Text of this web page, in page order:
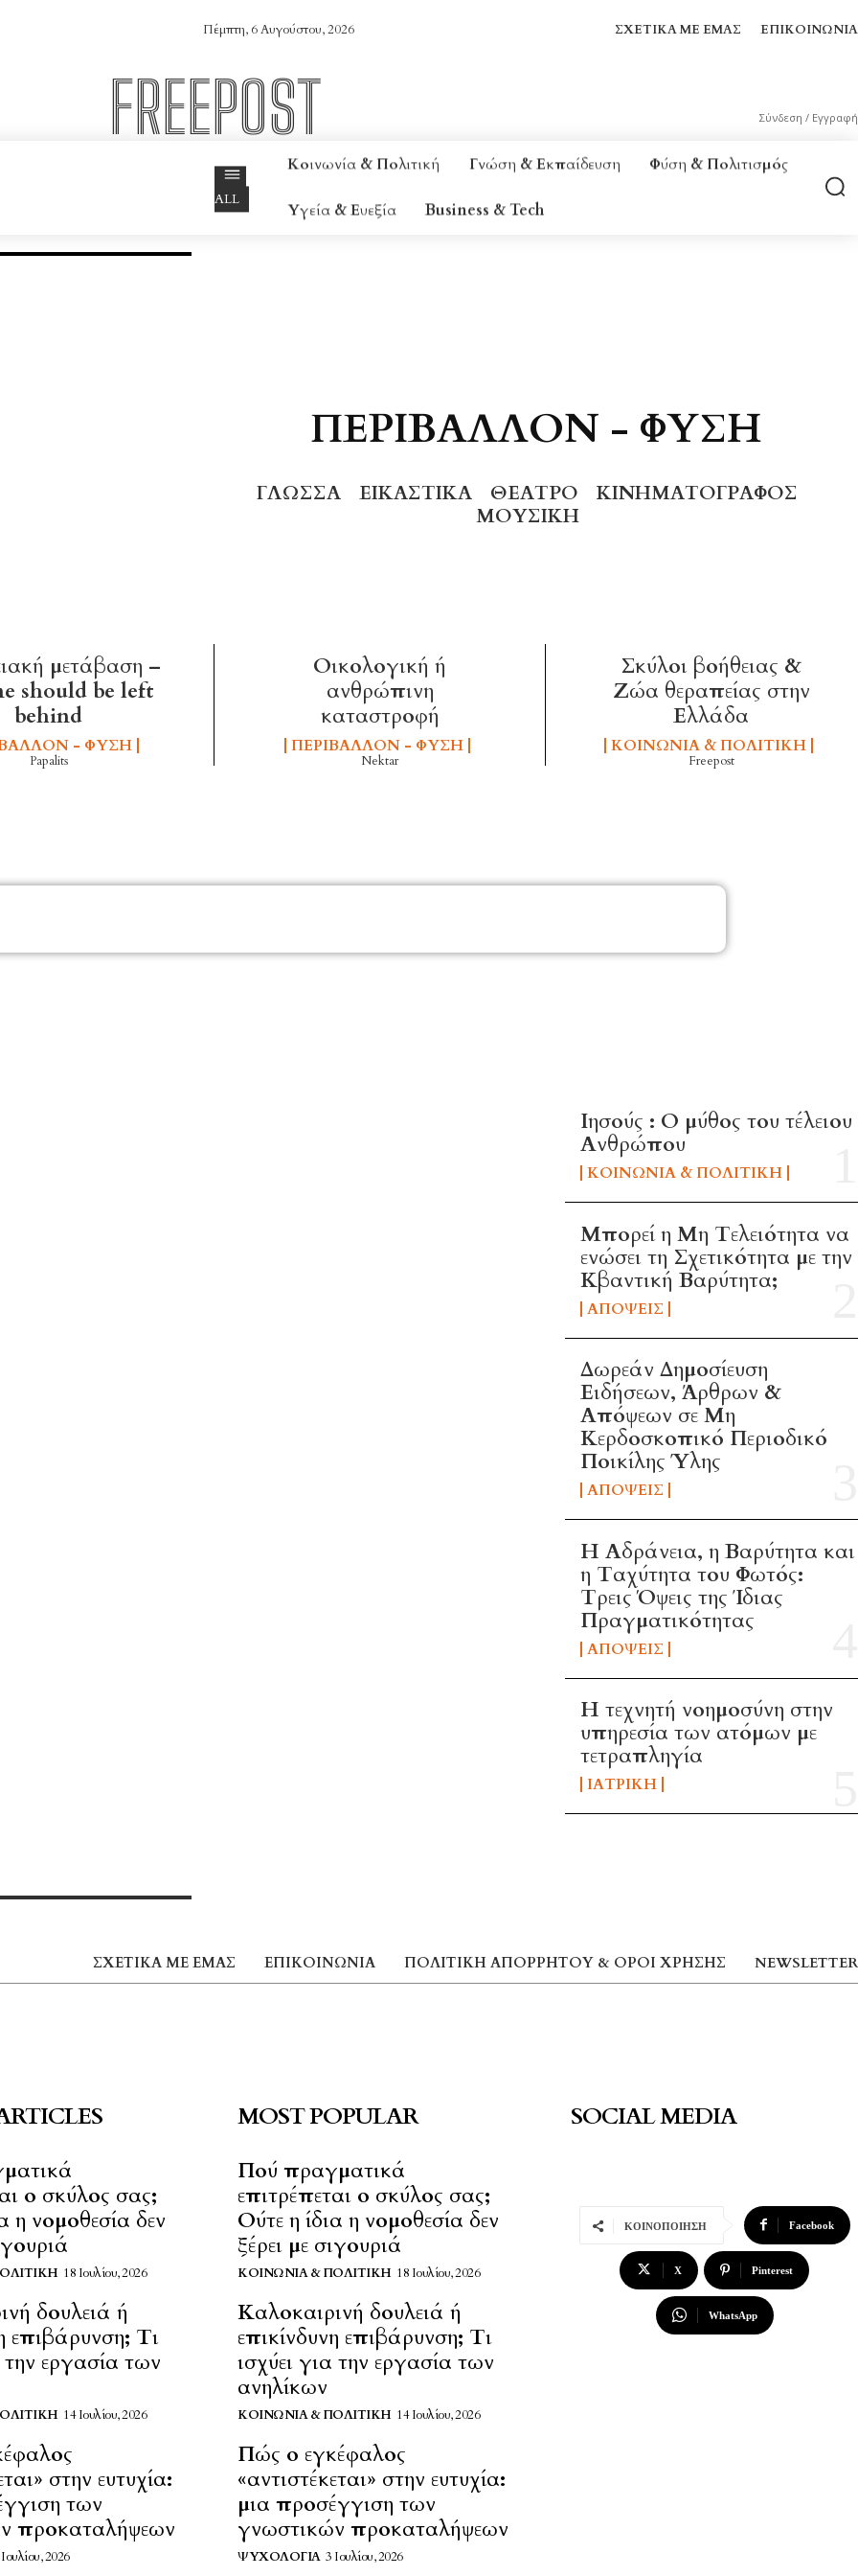
Πέμπτη, 6 Αυγούστου, 2026 ΣΧΕΤΙΚΆ ΜΕ ΕΜΆΣ ΕΠΙΚΟΙΝΩΝΊΑ
FREEPOST Σύνδεση / Εγγραφή
ALL
Κοινωνία & Πολιτική Γνώση & Εκπαίδευση Φύση & Πολιτισμός
Υγεία & Ευεξία Business & Tech
ΠΕΡΙΒΆΛΛΟΝ - ΦΎΣΗ
ΓΛΏΣΣΑ ΕΙΚΑΣΤΙΚΆ ΘΈΑΤΡΟ
ΚΙΝΗΜΑΤΟΓΡΆΦΟΣ
ΜΟΥΣΙΚΉ
μετάβαση –
should be left
behind
- ΦΎΣΗ
Papalits
Οικολογική ή
ανθρώπινη
καταστροφή
ΠΕΡΙΒΆΛΛΟΝ - ΦΎΣΗ
Nektar
Σκύλοι βοήθειας &
Ζώα θεραπείας στην
Ελλάδα
ΚΟΙΝΩΝΊΑ & ΠΟΛΙΤΙΚΉ
Freepost
Ιησούς : Ο μύθος του τέλειου
Ανθρώπου
ΚΟΙΝΩΝΊΑ & ΠΟΛΙΤΙΚΉ
Μπορεί η Μη Τελειότητα να
ενώσει τη Σχετικότητα με την
Κβαντική Βαρύτητα;
ΑΠΌΨΕΙΣ
Δωρεάν Δημοσίευση
Ειδήσεων, Άρθρων &
Απόψεων σε Μη
Κερδοσκοπικό Περιοδικό
Ποικίλης Ύλης
ΑΠΌΨΕΙΣ
Η Αδράνεια, η Βαρύτητα και
η Ταχύτητα του Φωτός:
Τρεις Όψεις της Ίδιας
Πραγματικότητας
ΑΠΌΨΕΙΣ
H τεχνητή νοημοσύνη στην
υπηρεσία των ατόμων με
τετραπληγία
ΙΑΤΡΙΚΉ
ΣΧΕΤΙΚΆ ΜΕ ΕΜΆΣ ΕΠΙΚΟΙΝΩΝΊΑ ΠΟΛΙΤΙΚΉ ΑΠΟΡΡΉΤΟΥ & ΌΡΟΙ ΧΡΉΣΗΣ NEWSLETTER
ο σκύλος σας;
η νομοθεσία δεν
18 Ιουλίου, 2026
δουλειά ή
επιβάρυνση; Τι
την εργασία των
14 Ιουλίου, 2026
στην ευτυχία:
των
προκαταλήψεων
2026
MOST POPULAR
Πού πραγματικά
επιτρέπεται ο σκύλος σας;
Ούτε η ίδια η νομοθεσία δεν
ξέρει με σιγουριά
ΚΟΙΝΩΝΊΑ & ΠΟΛΙΤΙΚΉ 18 Ιουλίου, 2026
Καλοκαιρινή δουλειά ή
επικίνδυνη επιβάρυνση; Τι
ισχύει για την εργασία των
ανηλίκων
ΚΟΙΝΩΝΊΑ & ΠΟΛΙΤΙΚΉ 14 Ιουλίου, 2026
Πώς ο εγκέφαλος
«αντιστέκεται» στην ευτυχία:
μια προσέγγιση των
γνωστικών προκαταλήψεων
ΨΥΧΟΛΟΓΊΑ 3 Ιουλίου, 2026
SOCIAL MEDIA
ΚΟΙΝΟΠΟΊΗΣΗ Facebook
X Pinterest
WhatsApp